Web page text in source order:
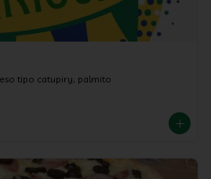
tipo catupiry, palmito